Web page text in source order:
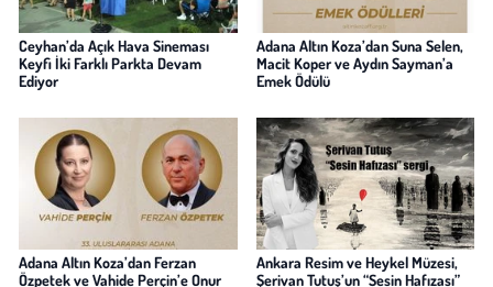
Ceyhan’da Açık Hava Sineması
Keyfi İki Farklı Parkta Devam
Ediyor
Adana Altın Koza’dan Suna Selen,
Macit Koper ve Aydın Sayman’a
Emek Ödülü
Adana Altın Koza’dan Ferzan
Özpetek ve Vahide Perçin’e Onur
Ankara Resim ve Heykel Müzesi,
Şerivan Tutuş’un “Sesin Hafızası”